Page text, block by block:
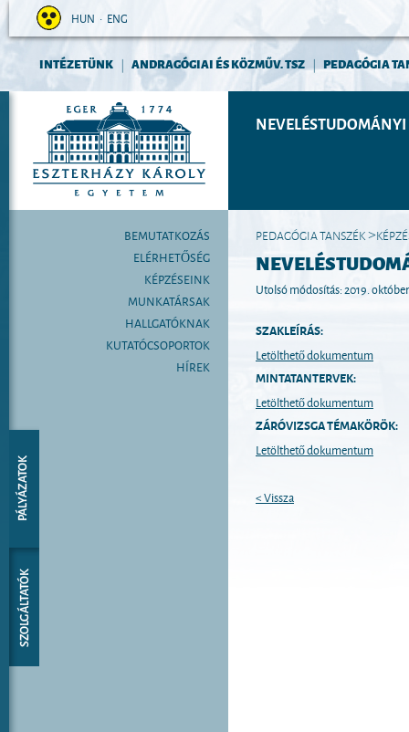
HUN • ENG
INTÉZETÜNK | ANDRAGÓGIAI ÉS KÖZMŰV. TSZ | PEDAGÓGIA
BEMUTATKOZÁS
ELÉRHETŐSÉG
KÉPZÉSEINK
MUNKATÁRSAK
HALLGATÓKNAK
KUTATÓCSOPORTOK
HÍREK
PEDAGÓGIA TANSZÉK>
Utolsó módosítás: 2019.
SZAKLEÍRÁS:
Letölthető dokumentum
MINTATANTERVEK:
Letölthető dokumentum
ZÁRÓVIZSGA TÉMAKÖRÖK:
Letölthető dokumentum
< Vissza